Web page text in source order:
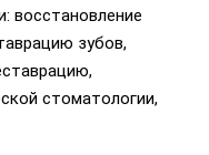
восстановление
зубов,
стоматологии,